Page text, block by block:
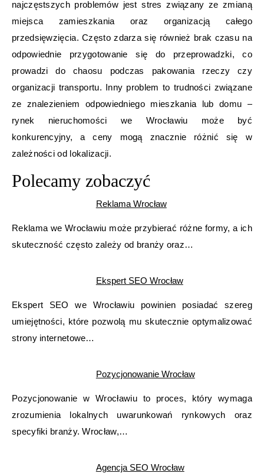
najczęstszych problemów jest stres związany ze zmianą
miejsca zamieszkania oraz organizacją całego
przedsięwzięcia. Często zdarza się również brak czasu na
odpowiednie przygotowanie się do przeprowadzki, co
prowadzi do chaosu podczas pakowania rzeczy czy
organizacji transportu. Inny problem to trudności związane
ze znalezieniem odpowiedniego mieszkania lub domu –
rynek nieruchomości we Wrocławiu może być
konkurencyjny, a ceny mogą znacznie różnić się w
zależności od lokalizacji.
Polecamy zobaczyć
Reklama Wrocław
Reklama we Wrocławiu może przybierać różne formy, a ich
skuteczność często zależy od branży oraz…
Ekspert SEO Wrocław
Ekspert SEO we Wrocławiu powinien posiadać szereg
umiejętności, które pozwolą mu skutecznie optymalizować
strony internetowe…
Pozycjonowanie Wrocław
Pozycjonowanie w Wrocławiu to proces, który wymaga
zrozumienia lokalnych uwarunkowań rynkowych oraz
specyfiki branży. Wrocław,…
Agencja SEO Wrocław